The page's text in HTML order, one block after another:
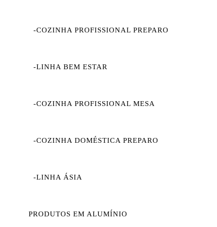
-COZINHA PROFISSIONAL PREPARO
-LINHA BEM ESTAR
-COZINHA PROFISSIONAL MESA
-COZINHA DOMÉSTICA PREPARO
-LINHA ÁSIA
PRODUTOS EM ALUMÍNIO